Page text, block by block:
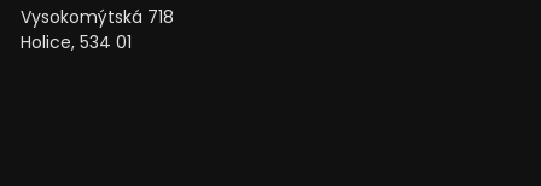
Vysokomýtská 718
Holice, 534 01